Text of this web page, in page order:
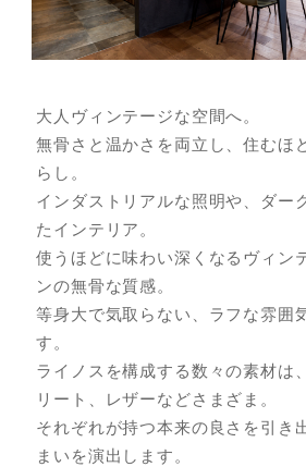
大人ヴィンテージな空間へ。
無骨さと温かさを両立し、住むほ
らし。
インダストリアルな照明や、ダー
たインテリア。
使うほどに味わい深くなるヴィン
ンの無骨な質感。
等身大で気取らない、ラフな雰囲
す。
ライノスを構成する数々の素材は
リート、レザーなどさまざま。
それぞれが持つ本来の良さを引き
まいを演出します。